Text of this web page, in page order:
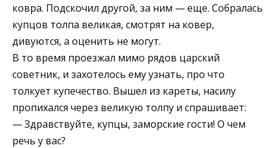
ковра. Подскочил другой, за ним — еще. Собралась
купцов толпа великая, смотрят на ковер,
дивуются, а оценить не могут.
В то время проезжал мимо рядов царский
советник, и захотелось ему узнать, про что
толкует купечество. Вышел из кареты, насилу
пропихался через великую толпу и спрашивает:
— Здравствуйте, купцы, заморские гости! О чем
речь у вас?